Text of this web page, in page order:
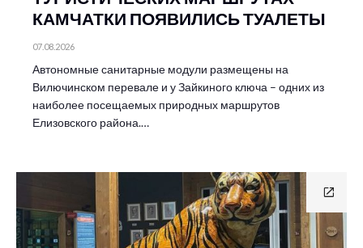
КАМЧАТКИ ПОЯВИЛИСЬ ТУАЛЕТЫ
07.08.2026
Автономные санитарные модули размещены на
Вилючинском перевале и у Зайкиного ключа – одних из
наиболее посещаемых природных маршрутов
Елизовского района.…